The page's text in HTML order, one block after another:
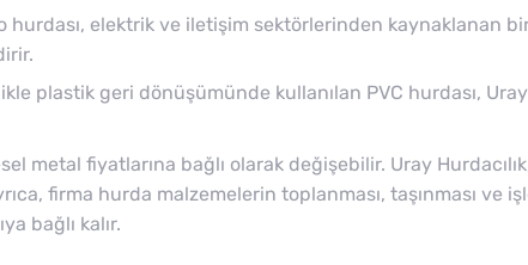
elektrik ve iletişim sektörlerinden kaynaklanan
plastik geri dönüşümünde kullanılan PVC hurdası,
metal fiyatlarına bağlı olarak değişebilir. Uray
firma hurda malzemelerin toplanması, taşınması ve
bağlı kalır.